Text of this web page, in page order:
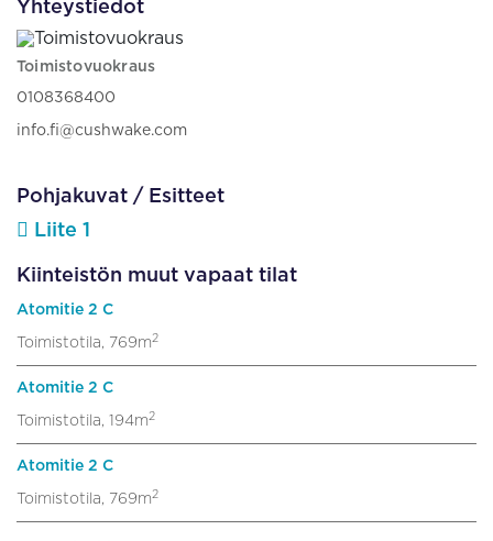
Yhteystiedot
Toimistovuokraus
0108368400
info.fi@cushwake.com
Pohjakuvat / Esitteet
Liite 1
Kiinteistön muut vapaat tilat
Atomitie 2 C
Toimistotila, 769m 2
Atomitie 2 C
Toimistotila, 194m 2
Atomitie 2 C
Toimistotila, 769m 2